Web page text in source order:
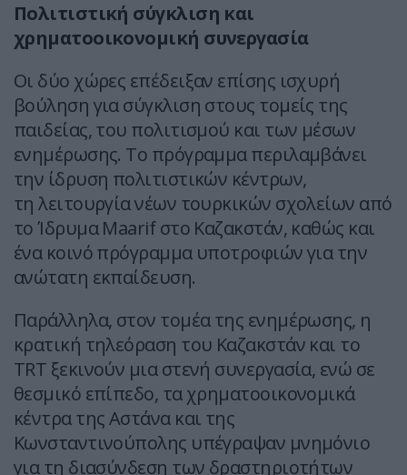
Πολιτιστική σύγκλιση και
χρηματοοικονομική συνεργασία
Οι δύο χώρες επέδειξαν επίσης ισχυρή
βούληση για σύγκλιση στους τομείς της
παιδείας, του πολιτισμού και των μέσων
ενημέρωσης. Το πρόγραμμα περιλαμβάνει
την ίδρυση πολιτιστικών κέντρων,
τη λειτουργία νέων τουρκικών σχολείων από
το Ίδρυμα Maarif στο Καζακστάν, καθώς και
ένα κοινό πρόγραμμα υποτροφιών για την
ανώτατη εκπαίδευση.
Παράλληλα, στον τομέα της ενημέρωσης, η
κρατική τηλεόραση του Καζακστάν και το
TRT ξεκινούν μια στενή συνεργασία, ενώ σε
θεσμικό επίπεδο, τα χρηματοοικονομικά
κέντρα της Αστάνα και της
Κωνσταντινούπολης υπέγραψαν μνημόνιο
για τη διασύνδεση των δραστηριοτήτων